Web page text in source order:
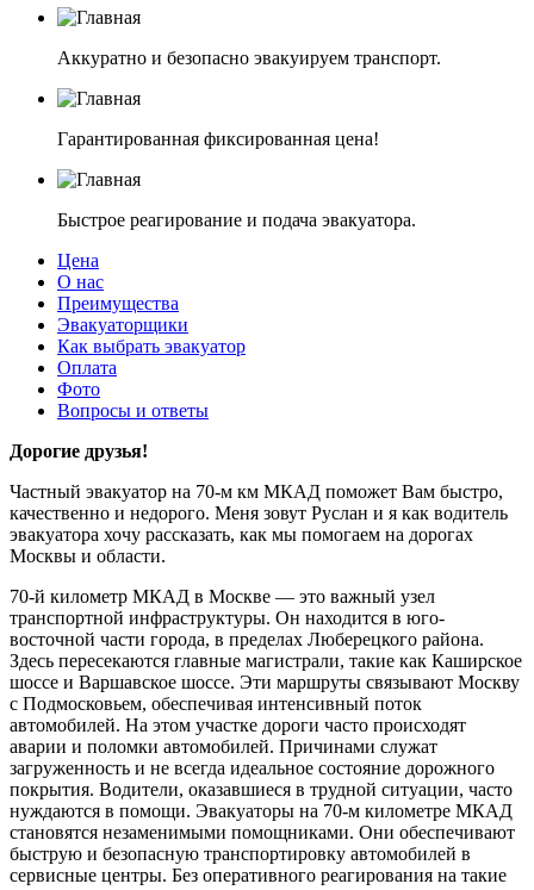
Аккуратно и безопасно эвакуируем транспорт.
Гарантированная фиксированная цена!
Быстрое реагирование и подача эвакуатора.
Цена
О нас
Преимущества
Эвакуаторщики
Как выбрать эвакуатор
Оплата
Фото
Вопросы и ответы
Дорогие друзья!
Частный эвакуатор на 70-м км МКАД поможет Вам быстро,
качественно и недорого. Меня зовут Руслан и я как водитель
эвакуатора хочу рассказать, как мы помогаем на дорогах
Москвы и области.
70-й километр МКАД в Москве — это важный узел
транспортной инфраструктуры. Он находится в юго-
восточной части города, в пределах Люберецкого района.
Здесь пересекаются главные магистрали, такие как Каширское
шоссе и Варшавское шоссе. Эти маршруты связывают Москву
с Подмосковьем, обеспечивая интенсивный поток
автомобилей. На этом участке дороги часто происходят
аварии и поломки автомобилей. Причинами служат
загруженность и не всегда идеальное состояние дорожного
покрытия. Водители, оказавшиеся в трудной ситуации, часто
нуждаются в помощи. Эвакуаторы на 70-м километре МКАД
становятся незаменимыми помощниками. Они обеспечивают
быструю и безопасную транспортировку автомобилей в
сервисные центры. Без оперативного реагирования на такие